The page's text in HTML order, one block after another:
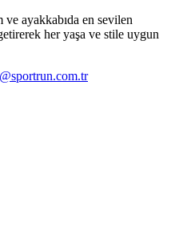
ayakkabıda en sevilen
her yaşa ve stile uygun